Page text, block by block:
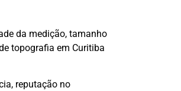
da medição, tamanho
topografia em Curitiba
reputação no